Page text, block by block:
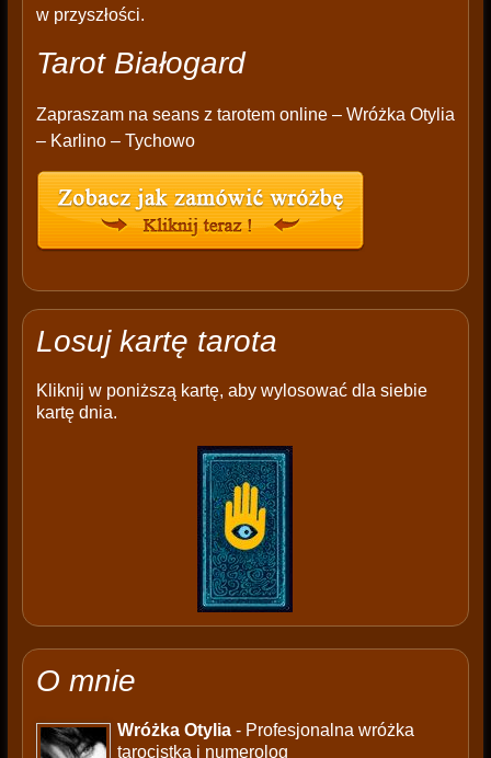
w przyszłości.
Tarot Białogard
Zapraszam na seans z tarotem online – Wróżka Otylia
– Karlino – Tychowo
Losuj kartę tarota
Kliknij w poniższą kartę, aby wylosować dla siebie
kartę dnia.
O mnie
Wróżka Otylia- Profesjonalna wróżka
tarocistka i numerolog